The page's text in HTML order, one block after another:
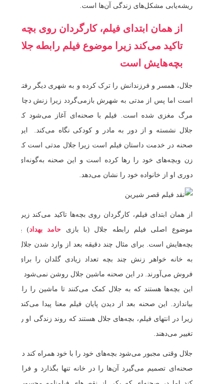
ریشه‌یابی مشکل‌های زندگی آن‌ها است.
از همان ابتدای فیلم، کارگردان روی بچه‌ها
تاکید می‌کند زیرا موضوع فیلم رابطه جلال با
بچه‌هایش است
جلال، همسر و فرزندانش را ترک کرده و به شهری دیگر رفته
است اما پس از مدتی به شهرش بازمی‌گردد زیرا زنش دچار
مرگ مغزی شده است. فیلم با صحنه‌ای آغاز می‌شود که
جلال نشسته و از دور به مادر و کودکی نگاه می‌کند. این
صحنه در خدمت داستان فیلم است زیرا جلال مدتی است که
زن وبچه‌های خود را رها کرده است و این صحنه به‌گونه‌ای
دوری او از خانواده خود را نشان می‌دهد.
از همان ابتدای فیلم، کارگردان روی بچه‌ها تاکید می‌کند زیرا
موضوع اصلی فیلم رابطه جلال (با بازی حامد بهداد) با
بچه‌هایش است. برای مثال چند دقیقه بعد از وارد شدن جلال
به خانه خواهر زنش چند بچه تعداد زیادی گلدان را برای
فروش می‌آورند. در این صحنه ماشین جلال روشن نمی‌شود و
این بچه‌ها هستند که به جلال کمک می‌کنند تا ماشین را راه
بیاندازد. این صحنه بعد از دیدن پایان فیلم معنا پیدا می‌کند.
زیرا در انتهای فیلم، بچه‌های جلال هستند که روند زندگی او را
تغییر می‌دهند.
جلال وقتی مجبور می‌شود بچه‌های خود را با خود همراه کند در
صحنه‌ای تصمیم می‌گیرد آن‌ها را در خانه تنها بگذارد و فرار